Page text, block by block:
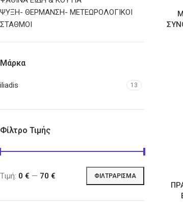
ΨΎΞΗ- ΘΈΡΜΑΝΣΗ- ΜΕΤΕΩΡΟΛΟΓΙΚΟΊ
ΣΤΑΘΜΟΊ
Μάρκα
iliadis 13
Φίλτρο Τιμής
ΦΙΛΤΡΆΡΙΣΜΑ
Τιμή: 0 € — 70 €